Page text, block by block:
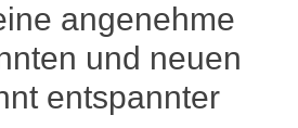
angenehme
und neuen
entspannter